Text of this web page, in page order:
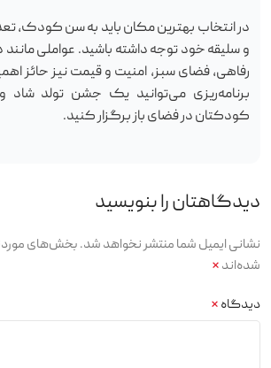
در انتخاب بهترین مکان باید به سن کودک،
و سلیقه خود توجه داشته باشید. عواملی
رفاهی، فضای سبز، امنیت و قیمت نیز حائز
برنامه‌ریزی می‌توانید یک جشن تولد شاد
کودکتان در فضای باز برگزار کنید.
دیدگاهتان را بنویسید
نشانی ایمیل شما منتشر نخواهد شد.بخش‌های
شده‌اند*
دیدگاه*